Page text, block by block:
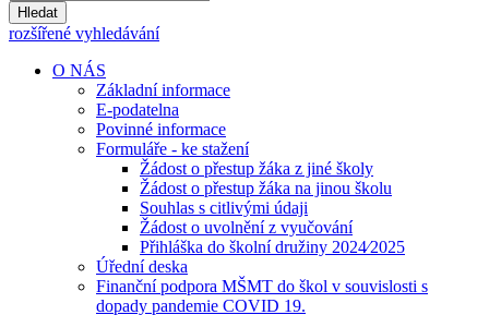
Hledat
rozšířené vyhledávání
O NÁS
Základní informace
E-podatelna
Povinné informace
Formuláře - ke stažení
Žádost o přestup žáka z jiné školy
Žádost o přestup žáka na jinou školu
Souhlas s citlivými údaji
Žádost o uvolnění z vyučování
Přihláška do školní družiny 2024⁄2025
Úřední deska
Finanční podpora MŠMT do škol v souvislosti s
dopady pandemie COVID 19.